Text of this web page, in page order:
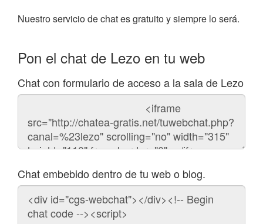
Nuestro servicio de chat es gratuito y siempre lo será.
Pon el chat de Lezo en tu web
Chat con formulario de acceso a la sala de Lezo
Código
chat
Chat embebido dentro de tu web o blog.
Código
para
embeber